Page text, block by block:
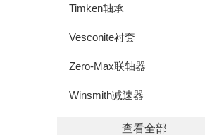
Timken轴承
Vesconite衬套
Zero-Max联轴器
Winsmith减速器
查看全部